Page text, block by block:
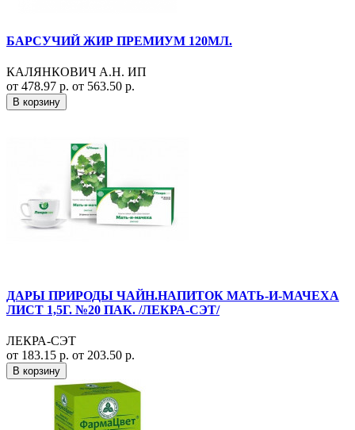
БАРСУЧИЙ ЖИР ПРЕМИУМ 120МЛ.
КАЛЯНКОВИЧ А.Н. ИП
от 478.97 р. от 563.50 р.
В корзину
ДАРЫ ПРИРОДЫ ЧАЙН.НАПИТОК МАТЬ-И-МАЧЕХА
ЛИСТ 1,5Г. №20 ПАК. /ЛЕКРА-СЭТ/
ЛЕКРА-СЭТ
от 183.15 р. от 203.50 р.
В корзину